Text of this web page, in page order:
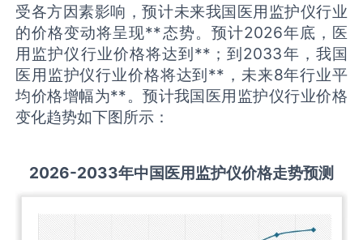
受各方因素影响，预计未来我国医用监护仪行业
的价格变动将呈现**态势。预计2026年底，医
用监护仪行业价格将达到**；到2033年，我国
医用监护仪行业价格将达到**，未来8年行业平
均价格增幅为**。预计我国医用监护仪行业价格
变化趋势如下图所示：
2026-2033年中国医用监护仪价格走势预测